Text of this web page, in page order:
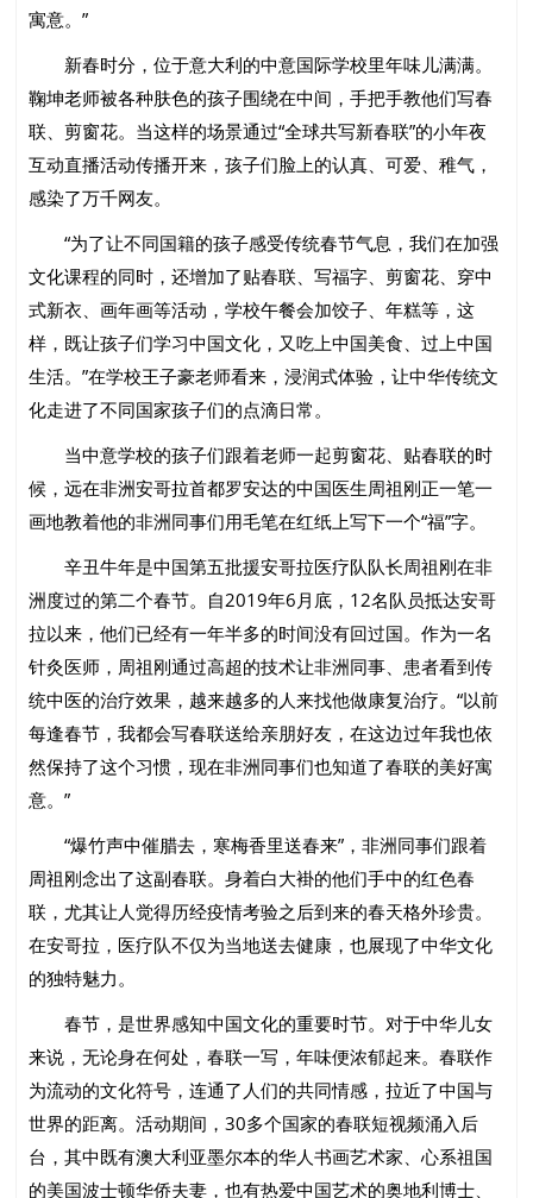
寓意。”
新春时分，位于意大利的中意国际学校里年味儿满满。
鞠坤老师被各种肤色的孩子围绕在中间，手把手教他们写春
联、剪窗花。当这样的场景通过“全球共写新春联”的小年夜
互动直播活动传播开来，孩子们脸上的认真、可爱、稚气，
感染了万千网友。
“为了让不同国籍的孩子感受传统春节气息，我们在加强
文化课程的同时，还增加了贴春联、写福字、剪窗花、穿中
式新衣、画年画等活动，学校午餐会加饺子、年糕等，这
样，既让孩子们学习中国文化，又吃上中国美食、过上中国
生活。”在学校王子豪老师看来，浸润式体验，让中华传统文
化走进了不同国家孩子们的点滴日常。
当中意学校的孩子们跟着老师一起剪窗花、贴春联的时
候，远在非洲安哥拉首都罗安达的中国医生周祖刚正一笔一
画地教着他的非洲同事们用毛笔在红纸上写下一个“福”字。
辛丑牛年是中国第五批援安哥拉医疗队队长周祖刚在非
洲度过的第二个春节。自2019年6月底，12名队员抵达安哥
拉以来，他们已经有一年半多的时间没有回过国。作为一名
针灸医师，周祖刚通过高超的技术让非洲同事、患者看到传
统中医的治疗效果，越来越多的人来找他做康复治疗。“以前
每逢春节，我都会写春联送给亲朋好友，在这边过年我也依
然保持了这个习惯，现在非洲同事们也知道了春联的美好寓
意。”
“爆竹声中催腊去，寒梅香里送春来”，非洲同事们跟着
周祖刚念出了这副春联。身着白大褂的他们手中的红色春
联，尤其让人觉得历经疫情考验之后到来的春天格外珍贵。
在安哥拉，医疗队不仅为当地送去健康，也展现了中华文化
的独特魅力。
春节，是世界感知中国文化的重要时节。对于中华儿女
来说，无论身在何处，春联一写，年味便浓郁起来。春联作
为流动的文化符号，连通了人们的共同情感，拉近了中国与
世界的距离。活动期间，30多个国家的春联短视频涌入后
台，其中既有澳大利亚墨尔本的华人书画艺术家、心系祖国
的美国波士顿华侨夫妻，也有热爱中国艺术的奥地利博士、